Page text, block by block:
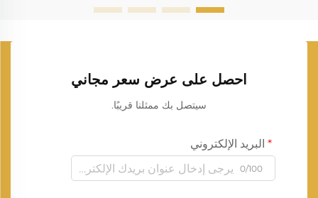
احصل على عرض سعر مجاني
سيتصل بك ممثلنا قريبًا.
البريد الإلكتروني
0/100